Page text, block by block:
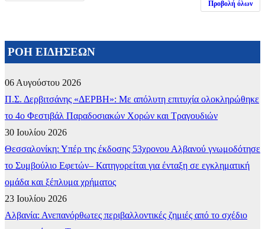
Προβολή όλων
ΡΟΗ ΕΙΔΗΣΕΩΝ
06 Αυγούστου 2026
Π.Σ. Δερβιτσάνης «ΔΕΡΒΗ»: Με απόλυτη επιτυχία ολοκληρώθηκε
το 4ο Φεστιβάλ Παραδοσιακών Χορών και Τραγουδιών
30 Ιουλίου 2026
Θεσσαλονίκη: Υπέρ της έκδοσης 53χρονου Αλβανού γνωμοδότησε
το Συμβούλιο Εφετών– Κατηγορείται για ένταξη σε εγκληματική
ομάδα και ξέπλυμα χρήματος
23 Ιουλίου 2026
Αλβανία: Ανεπανόρθωτες περιβαλλοντικές ζημιές από το σχέδιο